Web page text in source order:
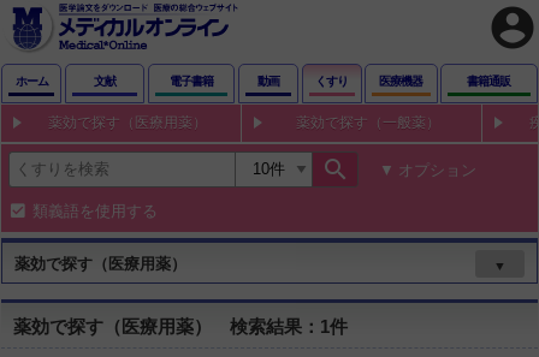
account_circle
ホーム 文献 電子書籍 動画 くすり 医療機器 書籍通販
薬効で探す（医療用薬） 薬効で探す（一般薬）
search オプション
類義語を使用する
薬効で探す（医療用薬） ▼
薬効で探す（医療用薬） 検索結果：1件